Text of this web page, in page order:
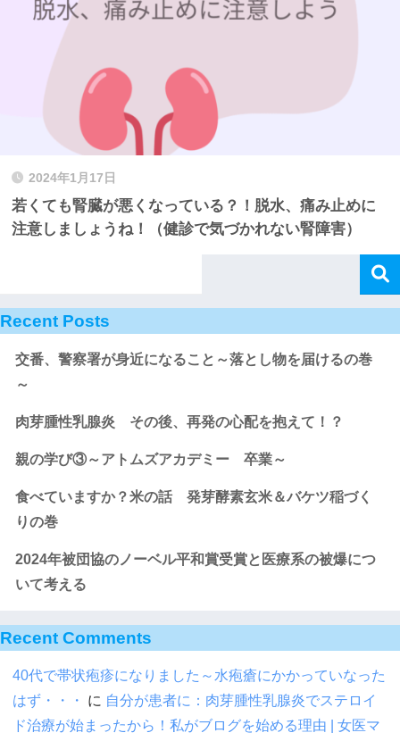
2024年1月17日
若くても腎臓が悪くなっている？！脱水、痛み止めに
注意しましょうね！（健診で気づかれない腎障害）
Recent Posts
交番、警察署が身近になること～落とし物を届けるの巻
～
肉芽腫性乳腺炎 その後、再発の心配を抱えて！？
親の学び③～アトムズアカデミー 卒業～
食べていますか？米の話 発芽酵素玄米＆バケツ稲づく
りの巻
2024年被団協のノーベル平和賞受賞と医療系の被爆につ
いて考える
Recent Comments
40代で帯状疱疹になりました～水疱瘡にかかっていなった
はず・・・
に 自分が患者に：肉芽腫性乳腺炎でステロイ
ド治療が始まったから！私がブログを始める理由 | 女医マ